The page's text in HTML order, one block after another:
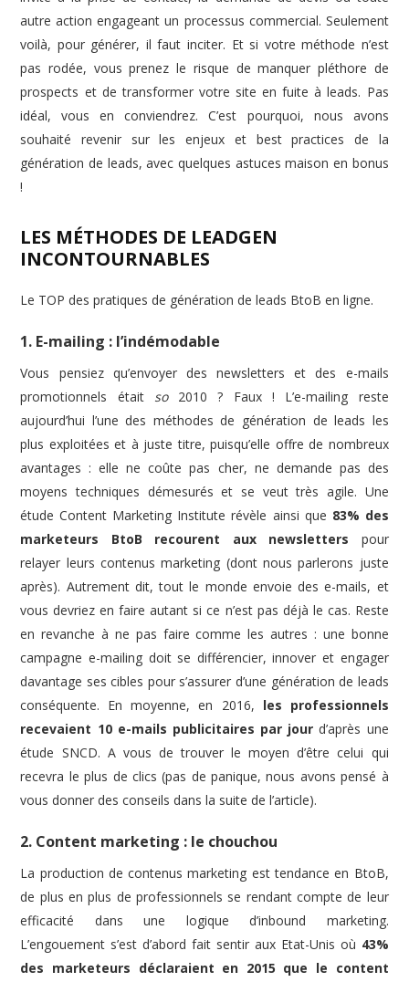
autre action engageant un processus commercial. Seulement
voilà, pour générer, il faut inciter. Et si votre méthode n’est
pas rodée, vous prenez le risque de manquer pléthore de
prospects et de transformer votre site en fuite à leads. Pas
idéal, vous en conviendrez. C’est pourquoi, nous avons
souhaité revenir sur les enjeux et best practices de la
génération de leads, avec quelques astuces maison en bonus
!
LES MÉTHODES DE LEADGEN
INCONTOURNABLES
Le TOP des pratiques de génération de leads BtoB en ligne.
1. E-mailing : l’indémodable
Vous pensiez qu’envoyer des newsletters et des e-mails
promotionnels était so2010 ? Faux ! L’e-mailing reste
aujourd’hui l’une des méthodes de génération de leads les
plus exploitées et à juste titre, puisqu’elle offre de nombreux
avantages : elle ne coûte pas cher, ne demande pas des
moyens techniques démesurés et se veut très agile. Une
étude Content Marketing Institute révèle ainsi que 83% des
marketeurs BtoB recourent aux newsletters pour
relayer leurs contenus marketing (dont nous parlerons juste
après). Autrement dit, tout le monde envoie des e-mails, et
vous devriez en faire autant si ce n’est pas déjà le cas. Reste
en revanche à ne pas faire comme les autres : une bonne
campagne e-mailing doit se différencier, innover et engager
davantage ses cibles pour s’assurer d’une génération de leads
conséquente. En moyenne, en 2016, les professionnels
recevaient 10 e-mails publicitaires par jour d’après une
étude SNCD. A vous de trouver le moyen d’être celui qui
recevra le plus de clics (pas de panique, nous avons pensé à
vous donner des conseils dans la suite de l’article).
2. Content marketing : le chouchou
La production de contenus marketing est tendance en BtoB,
de plus en plus de professionnels se rendant compte de leur
efficacité dans une logique d’inbound marketing.
L’engouement s’est d’abord fait sentir aux Etat-Unis où 43%
des marketeurs déclaraient en 2015 que le content